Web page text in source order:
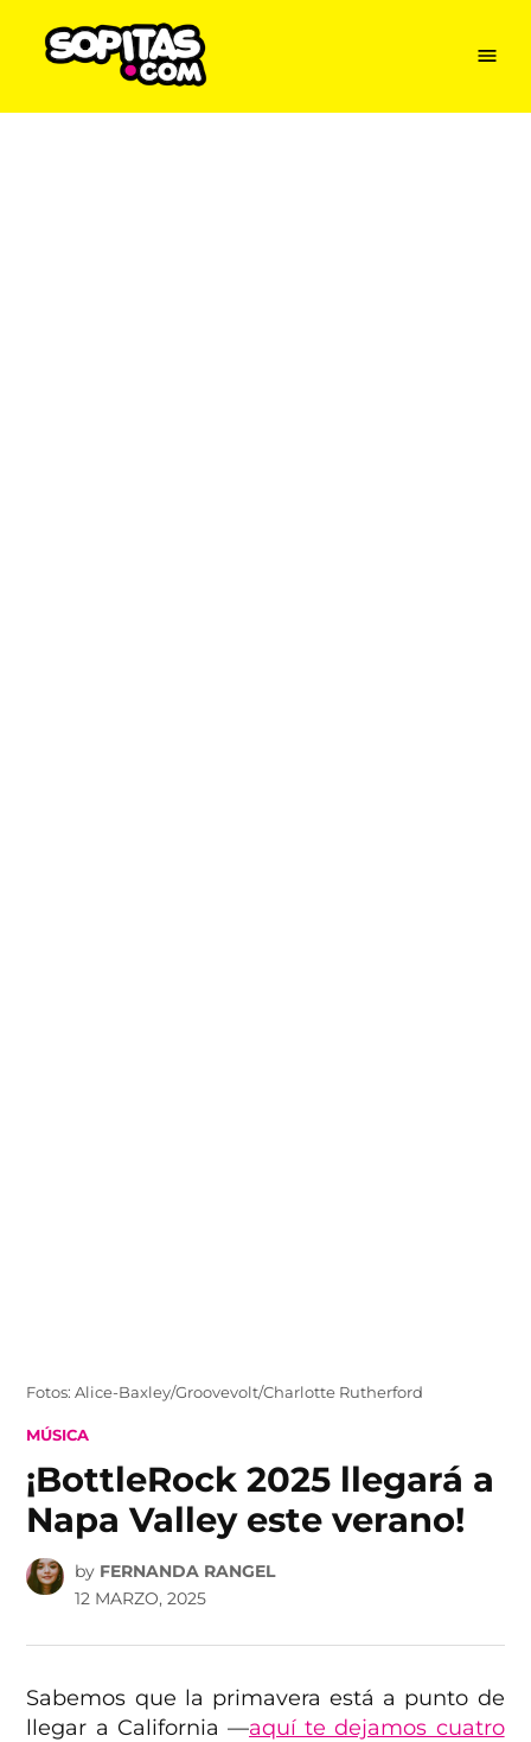
Menu
Fotos: Alice-Baxley/Groovevolt/Charlotte Rutherford
POSTED
MÚSICA
¡BottleRock 2025 llegará a
Napa Valley este verano!
by FERNANDA RANGEL
12 MARZO, 2025
Sabemos que la primavera está a punto de
llegar a California —aquí te dejamos cuatro